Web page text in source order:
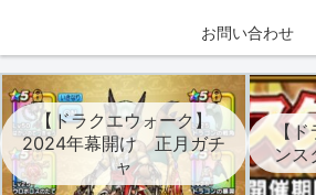
お問い合わせ
【ドラクエウォーク】
2024年幕開け 正月ガチ
ャ
【ド
ンス